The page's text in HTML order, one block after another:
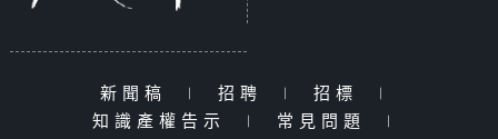
新聞稿 | 招聘 | 招標
|
知識產權告示
| 常見問題
|